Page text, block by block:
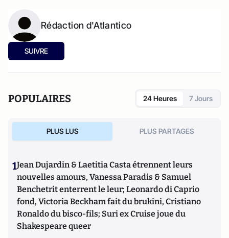
Rédaction d'Atlantico
SUIVRE
POPULAIRES 24 Heures 7 Jours
PLUS LUS PLUS PARTAGES
1Jean Dujardin & Laetitia Casta étrennent leurs
nouvelles amours, Vanessa Paradis & Samuel
Benchetrit enterrent le leur; Leonardo di Caprio
fond, Victoria Beckham fait du brukini, Cristiano
Ronaldo du bisco-fils; Suri ex Cruise joue du
Shakespeare queer